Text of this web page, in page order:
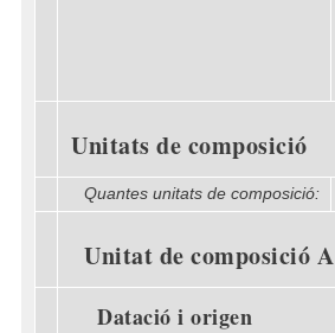
Unitats de composició
Quantes unitats de composició:
Unitat de composició A
Datació i origen